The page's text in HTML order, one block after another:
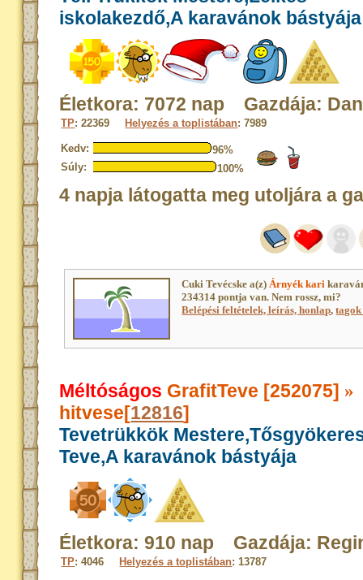
iskolakezdő,A karavánok bástyája
Életkora: 7072 nap Gazdája:
TP: 22369 Helyezés a toplistában: 7989
Kedv:
96%
Súly:
100%
4 napja látogatta meg utoljára a
Cuki Tevécske a(z)Árnyék kari
234314 pontja van. Nem rossz, mi?
Belépési feltételek, leírás, honlap,
Méltóságos GrafitTeve [252075] »
hitvese[12816]
Tevetrükkök
Teve,A karavánok bástyája
Életkora: 910 nap Gazdája:
TP: 4046 Helyezés a toplistában: 13787